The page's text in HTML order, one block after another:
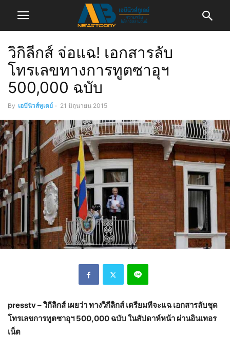
วิกิลีกส์ จ่อแฉ! เอกสารลับ
โทรเลขทางการทูตซาอุฯ
500,000 ฉบับ
By เอบีนิวส์ทูเดย์ - 21 มิถุนายน 2015
presstv – วิกีลิกส์ เผยว่า ทางวิกีลิกส์ เตรียมทีจะแฉ เอกสารลับชุด
โทรเลขการทูตซาอุฯ 500,000 ฉบับ ในสัปดาห์หน้า ผ่านอินเทอร
เน็ต